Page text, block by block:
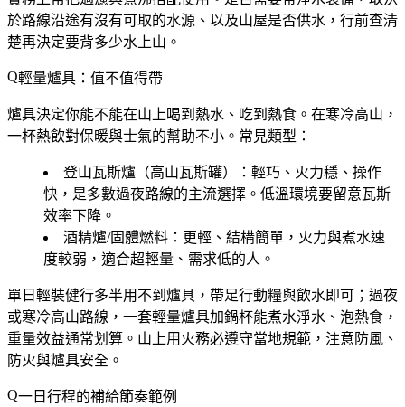
於路線沿途有沒有可取的水源、以及山屋是否供水，行前查清
楚再決定要背多少水上山。
輕量爐具：值不值得帶
爐具決定你能不能在山上喝到熱水、吃到熱食。在寒冷高山，
一杯熱飲對保暖與士氣的幫助不小。常見類型：
登山瓦斯爐（高山瓦斯罐）
：輕巧、火力穩、操作
快，是多數過夜路線的主流選擇。低溫環境要留意瓦斯
效率下降。
酒精爐/固體燃料 ：更輕、結構簡單，火力與煮水速
度較弱，適合超輕量、需求低的人。
單日輕裝健行多半用不到爐具，帶足行動糧與飲水即可；過夜
或寒冷高山路線，一套輕量爐具加鍋杯能煮水淨水、泡熱食，
重量效益通常划算。山上用火務必遵守當地規範，注意防風、
防火與爐具安全。
一日行程的補給節奏範例